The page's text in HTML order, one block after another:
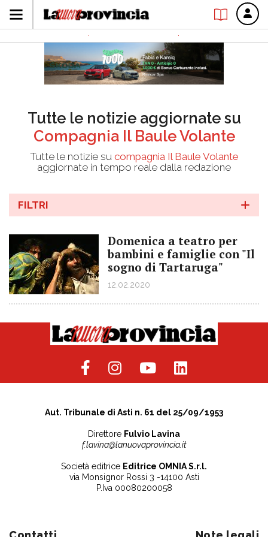
Tutte le notizie aggiornate su
Compagnia Il Baule Volante
Tutte le notizie su compagnia Il Baule Volante
aggiornate in tempo reale dalla redazione
FILTRI
Domenica a teatro per
bambini e famiglie con "Il
sogno di Tartaruga"
12.02.2020
Aut. Tribunale di Asti n. 61 del 25/09/1953
Direttore Fulvio Lavina
f.lavina@lanuovaprovincia.it
Società editrice Editrice OMNIA S.r.l.
via Monsignor Rossi 3 -14100 Asti
P.Iva 00080200058